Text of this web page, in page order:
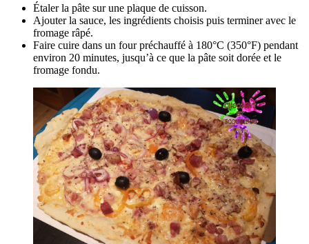
Étaler la pâte sur une plaque de cuisson.
Ajouter la sauce, les ingrédients choisis puis terminer avec le
fromage râpé.
Faire cuire dans un four préchauffé à 180°C (350°F) pendant
environ 20 minutes, jusqu’à ce que la pâte soit dorée et le
fromage fondu.